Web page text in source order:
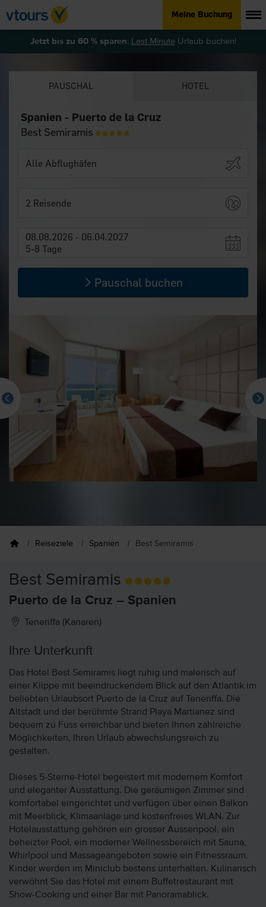
Meine Buchung
Jetzt bis zu 60 % sparen: Last MinuteUrlaub buchen!
PAUSCHAL HOTEL
Spanien - Puerto de la Cruz
Best Semiramis
2 Reisende
08.08.2026 - 06.04.2027
5-8 Tage
Pauschal buchen
Reiseziele Spanien Best Semiramis
Best Semiramis
Puerto de la Cruz – Spanien
Teneriffa (Kanaren)
Ihre Unterkunft
Das Hotel Best Semiramis liegt ruhig und malerisch auf
einer Klippe mit beeindruckendem Blick auf den Atlantik im
beliebten Urlaubsort Puerto de la Cruz auf Teneriffa. Die
Altstadt und der berühmte Strand Playa Martianez sind
bequem zu Fuss erreichbar und bieten Ihnen zahlreiche
Möglichkeiten, Ihren Urlaub abwechslungsreich zu
gestalten.
Dieses 5-Sterne-Hotel begeistert mit modernem Komfort
und eleganter Ausstattung. Die geräumigen Zimmer sind
komfortabel eingerichtet und verfügen über einen Balkon
mit Meerblick, Klimaanlage und kostenfreies WLAN. Zur
Hotelausstattung gehören ein grosser Aussenpool, ein
beheizter Pool, ein moderner Wellnessbereich mit Sauna,
Whirlpool und Massageangeboten sowie ein Fitnessraum.
Kinder werden im Miniclub bestens unterhalten. Kulinarisch
verwöhnt Sie das Hotel mit einem Buffetrestaurant mit
Show-Cooking und einer Bar mit Panoramablick.